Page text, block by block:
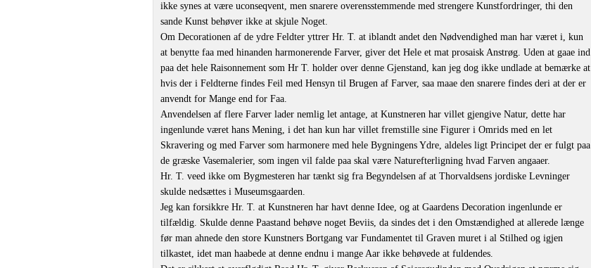
ikke synes at være uconseqvent, men snarere overensstemmende med strengere Kunstfordringer, thi den
sande Kunst behøver ikke at skjule Noget.
Om Decorationen af de ydre Feldter yttrer Hr. T. at iblandt andet den Nødvendighed man har været i, kun
at benytte faa med hinanden harmonerende Farver, giver det Hele et mat prosaisk Anstrøg. Uden at gaae ind
paa det hele Raisonnement som Hr T. holder over denne Gjenstand, kan jeg dog ikke undlade at bemærke at
hvis der i Feldterne findes Feil med Hensyn til Brugen af Farver, saa maae den snarere findes deri at der er
anvendt for Mange end for Faa.
Anvendelsen af flere Farver lader nemlig let antage, at Kunstneren har villet gjengive Natur, dette har
ingenlunde været hans Mening, i det han kun har villet fremstille sine Figurer i Omrids med en let
Skravering og med Farver som harmonere med hele Bygningens Ydre, aldeles ligt Principet der er fulgt paa
de græske Vasemalerier, som ingen vil falde paa skal være Naturefterligning hvad Farven angaaer.
Hr. T. veed ikke om Bygmesteren har tænkt sig fra Begyndelsen af at Thorvaldsens jordiske Levninger
skulde nedsættes i Museumsgaarden.
Jeg kan forsikkre Hr. T. at Kunstneren har havt denne Idee, og at Gaardens Decoration ingenlunde er
tilfældig. Skulde denne Paastand behøve noget Beviis, da sindes det i den Omstændighed at allerede længe
før man ahnede den store Kunstners Bortgang var Fundamentet til Graven muret i al Stilhed og igjen
tilkastet, idet man haabede at denne endnu i mange Aar ikke behøvede at fuldendes.